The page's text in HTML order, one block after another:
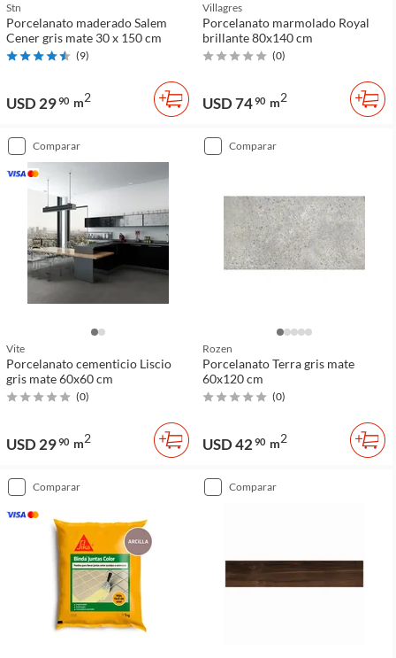
Stn
Porcelanato maderado Salem
Cener gris mate 30 x 150 cm
(9)
USD 2990 m2
Villagres
Porcelanato marmolado Royal
brillante 80x140 cm
(0)
USD 7490 m2
comparar
Vite
Porcelanato cementicio Liscio
gris mate 60x60 cm
(0)
USD 2990 m2
comparar
Rozen
Porcelanato Terra gris mate
60x120 cm
(0)
USD 42 90 m2
comparar comparar